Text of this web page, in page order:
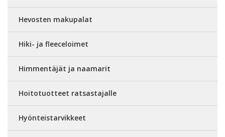
Hevosten makupalat
Hiki- ja fleeceloimet
Himmentäjät ja naamarit
Hoitotuotteet ratsastajalle
Hyönteistarvikkeet